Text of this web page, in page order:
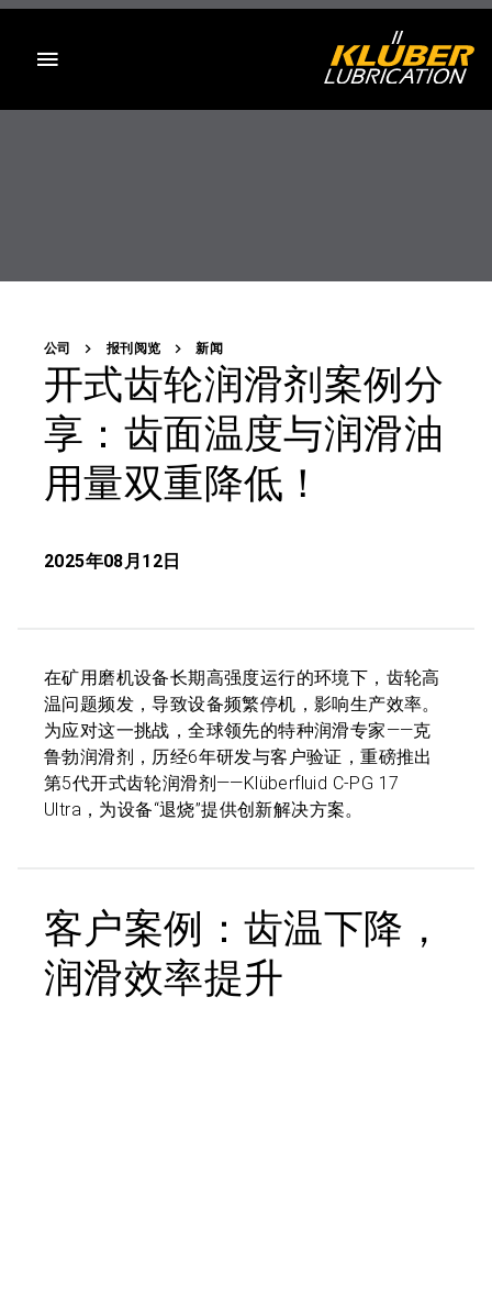
公司 报刊阅览 新闻
开式齿轮润滑剂案例分
享：齿面温度与润滑油
用量双重降低！
2025年08月12日
在矿用磨机设备长期高强度运行的环境下，齿轮高
温问题频发，导致设备频繁停机，影响生产效率。
为应对这一挑战，全球领先的特种润滑专家——克
鲁勃润滑剂，历经6年研发与客户验证，重磅推出
第5代开式齿轮润滑剂——Klüberfluid C-PG 17
Ultra，为设备“退烧”提供创新解决方案。
客户案例：齿温下降，
润滑效率提升